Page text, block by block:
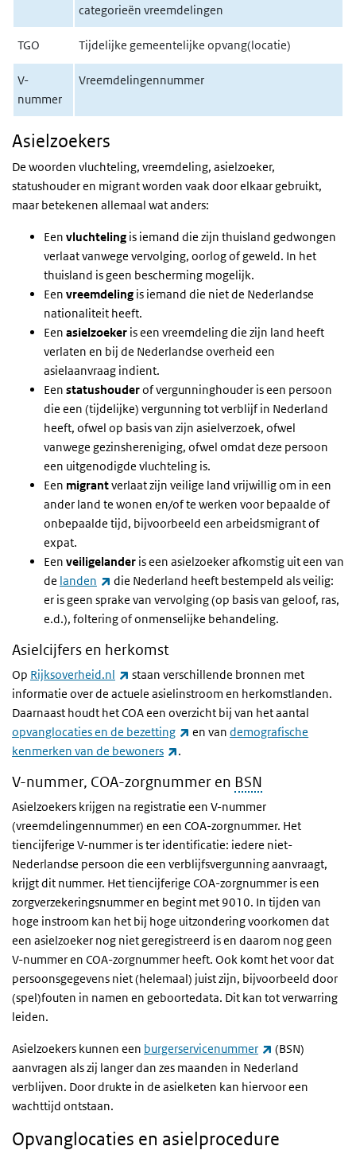
categorieën vreemdelingen
TGO Tijdelijke gemeentelijke opvang(locatie)
V-
nummer
Vreemdelingennummer
Asielzoekers
De woorden vluchteling, vreemdeling, asielzoeker,
statushouder en migrant worden vaak door elkaar gebruikt,
maar betekenen allemaal wat anders:
Een vluchteling is iemand die zijn thuisland gedwongen
verlaat vanwege vervolging, oorlog of geweld. In het
thuisland is geen bescherming mogelijk.
Een vreemdeling is iemand die niet de Nederlandse
nationaliteit heeft.
Een asielzoeker is een vreemdeling die zijn land heeft
verlaten en bij de Nederlandse overheid een
asielaanvraag indient.
Een statushouderof vergunninghouder is een persoon
die een (tijdelijke) vergunning tot verblijf in Nederland
heeft, ofwel op basis van zijn asielverzoek, ofwel
vanwege gezinshereniging, ofwel omdat deze persoon
een uitgenodigde vluchteling is.
Een migrantverlaat zijn veilige land vrijwillig om in een
ander land te wonen en/of te werken voor bepaalde of
onbepaalde tijd, bijvoorbeeld een arbeidsmigrant of
expat.
Een veiligelander is een asielzoeker afkomstig uit een van
de landen (externe link)
die Nederland heeft bestempeld als veilig:
er is geen sprake van vervolging (op basis van geloof, ras,
e.d.), foltering of onmenselijke behandeling.
Asielcijfers en herkomst
Op Rijksoverheid.nl (externe link)
staan verschillende bronnen met
informatie over de actuele asielinstroom en herkomstlanden.
Daarnaast houdt het COA een overzicht bij van het aantal
opvanglocaties en de bezetting
(externe link)
en vandemografische
kenmerken van de bewoners
(externe link)
.
V-nummer, COA-zorgnummer en BSN
Asielzoekers krijgen na registratie een V-nummer
(vreemdelingennummer) en een COA-zorgnummer. Het
tiencijferige V-nummer is ter identificatie: iedere niet-
Nederlandse persoon die een verblijfsvergunning aanvraagt,
krijgt dit nummer. Het tiencijferige COA-zorgnummer is een
zorgverzekeringsnummer en begint met 9010. In tijden van
hoge instroom kan het bij hoge uitzondering voorkomen dat
een asielzoeker nog niet geregistreerd is en daarom nog geen
V-nummer en COA-zorgnummer heeft. Ook komt het voor dat
persoonsgegevens niet (helemaal) juist zijn, bijvoorbeeld door
(spel)fouten in namen en geboortedata. Dit kan tot verwarring
leiden.
Asielzoekers kunnen een burgerservicenummer (externe link)
(BSN)
aanvragen als zij langer dan zes maanden in Nederland
verblijven. Door drukte in de asielketen kan hiervoor een
wachttijd ontstaan.
Opvanglocaties en asielprocedure